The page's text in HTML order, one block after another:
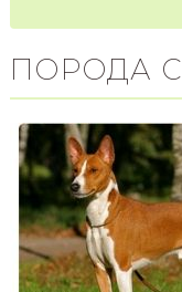
ПОРОДА